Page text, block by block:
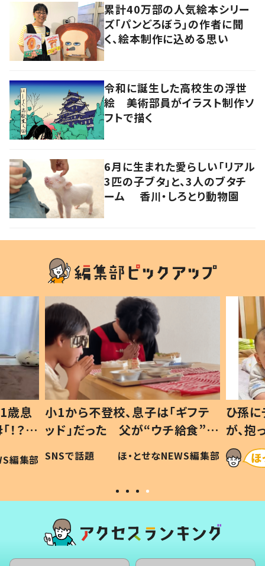
累計40万部の人気絵本シリー
ズ「パンどろぼう」の作者に聞
く、絵本制作に込める思い
令和に誕生した高校生の浮世
絵 美術部員がイラスト制作ソ
フトで描く
6月に生まれた愛らしい「リアル
3匹の子ブタ」と、3人のブタチ
ーム 香川・しろとり動物園
歳息
？」
編集部
小1から不登校、息子は「ギフテ
ッド」だった 父が“ウチ給食”を
作り続ける理由とは #令和の親
#令和の子
SNSで話題 ほ・とせなNEWS編集部
ひ孫
が、
「涙が
い」